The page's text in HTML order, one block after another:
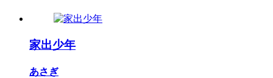
家出少年
あさぎ